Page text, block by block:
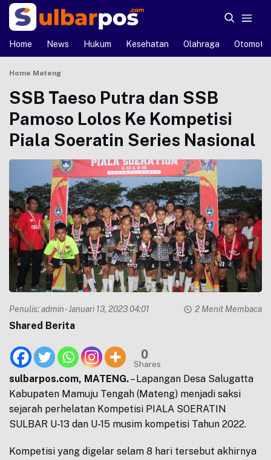
Home News Hukum Kesehatan Olahraga Otomotif
Home Mateng
SSB Taeso Putra dan SSB
Pamoso Lolos Ke Kompetisi
Piala Soeratin Series Nasional
Penulis:admin- Januari 13, 2023 04:01 2 Menit Membaca
Shared Berita
0
Shares
sulbarpos.com, MATENG.– Lapangan Desa Salugatta
Kabupaten Mamuju Tengah (Mateng) menjadi saksi
sejarah perhelatan Kompetisi PIALA SOERATIN
SULBAR U-13 dan U-15 musim kompetisi Tahun 2022.
Kompetisi yang digelar selam 8 hari tersebut akhirnya